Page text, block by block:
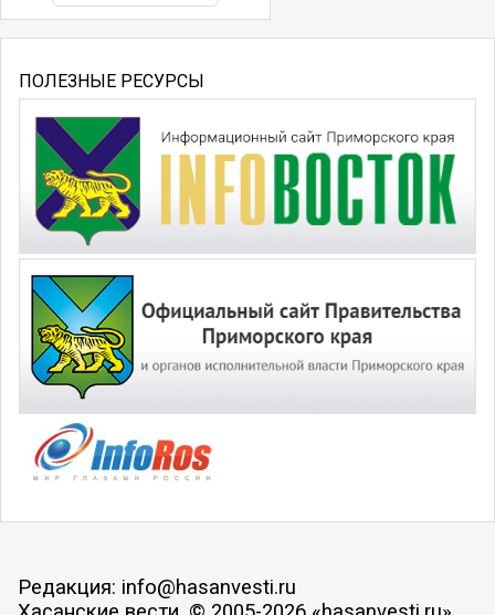
ПОЛЕЗНЫЕ РЕСУРСЫ
Редакция: info@hasanvesti.ru